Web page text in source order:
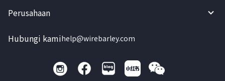
Perusahaan
Hubungi kamihelp@wirebarley.com